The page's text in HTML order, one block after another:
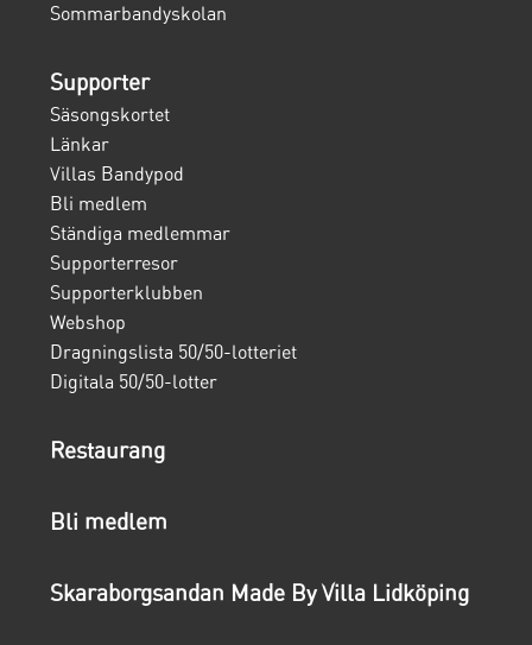
Sommarbandyskolan
Supporter
Säsongskortet
Länkar
Villas Bandypod
Bli medlem
Ständiga medlemmar
Supporterresor
Supporterklubben
Webshop
Dragningslista 50/50-lotteriet
Digitala 50/50-lotter
Restaurang
Bli medlem
Skaraborgsandan Made By Villa Lidköping